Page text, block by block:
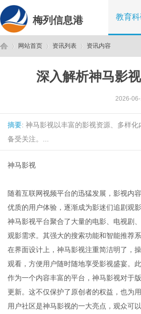
梅列信息港 教育
网站首页 资讯列表 资讯内容
深入解析神马影
2026-
摘要: 神马影视以丰富的影视资源、多样
备受关注。...
神马影视
随着互联网视频平台的迅猛发展，影视内
优质的用户体验，逐渐成为影迷们追剧观影
神马影视平台聚合了大量的电影、电视剧
观影需求。其强大的搜索功能和智能推荐
在界面设计上，神马影视注重简洁明了，
观看，方便用户随时随地享受影视盛宴。
作为一个内容丰富的平台，神马影视对于
更新。这不仅保护了原创者的权益，也为
用户社区是神马影视的一大亮点，观众可